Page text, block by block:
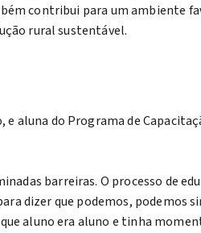
contribui para um ambiente
rural sustentável.
aluna do Programa de
barreiras. O processo de
dizer que podemos, podemos
aluno era aluno e tinha